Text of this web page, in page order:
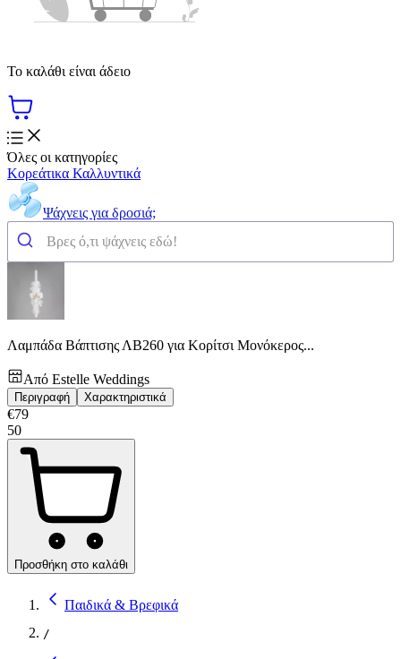
Το καλάθι είναι άδειο
Όλες οι κατηγορίες
Κορεάτικα Καλλυντικά
Ψάχνεις για δροσιά;
Λαμπάδα Βάπτισης ΛΒ260 για Κορίτσι Μονόκερος...
Από Estelle Weddings
Περιγραφή Χαρακτηριστικά
€79
50
Προσθήκη στο καλάθι
Παιδικά & Βρεφικά
/